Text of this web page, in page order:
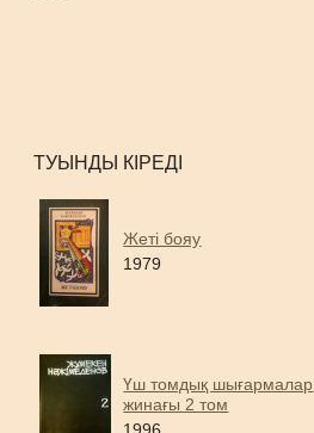
ТУЫНДЫ КІРЕДІ
Жеті бояу
1979
Үш томдық шығармалар
жинағы 2 том